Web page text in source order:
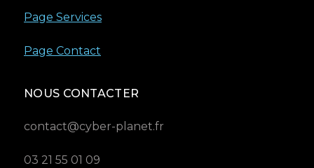
Page Services
Page Contact
NOUS CONTACTER
contact@cyber-planet.fr
03 21 55 01 09